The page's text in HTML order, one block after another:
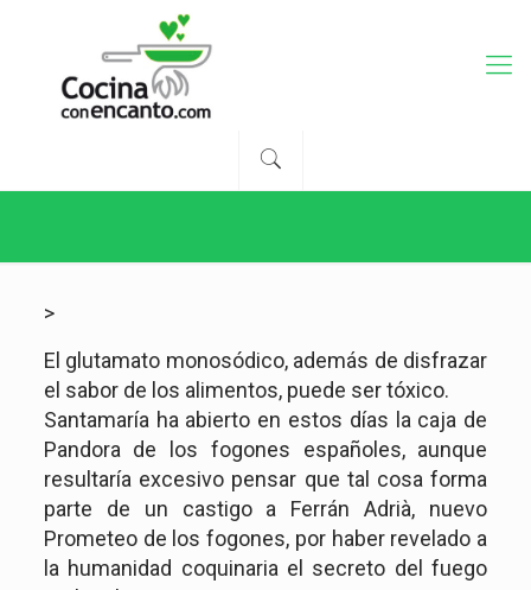
>
El glutamato monosódico, además de disfrazar
el sabor de los alimentos, puede ser tóxico.
Santamaría ha abierto en estos días la caja de
Pandora de los fogones españoles, aunque
resultaría excesivo pensar que tal cosa forma
parte de un castigo a Ferrán Adrià, nuevo
Prometeo de los fogones, por haber revelado a
la humanidad coquinaria el secreto del fuego